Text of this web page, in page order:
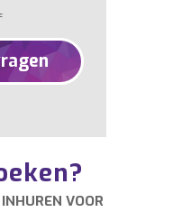
VOOR